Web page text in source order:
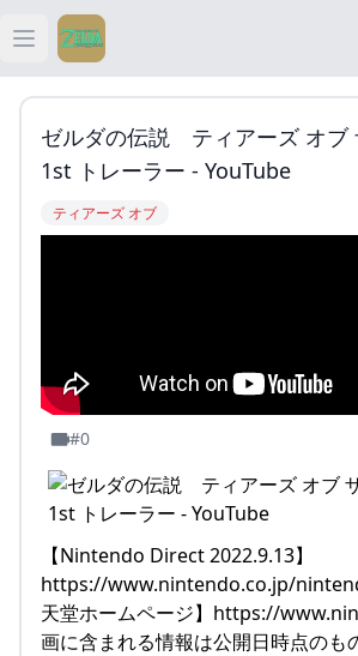
Open main menu
ティアキン
ティアキン 祠
ゼルダの伝説 ティアーズ オブ
1st トレーラー - YouTube
ティアーズ オブ
#0
【Nintendo Direct 2022.9.13】
https://www.nintendo.co.jp/
天堂ホームページ】https://
画に含まれる情報は公開日時点のも